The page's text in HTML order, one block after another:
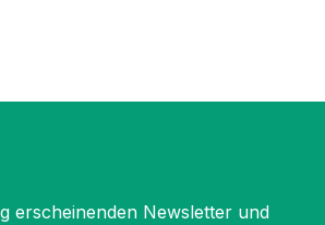
erscheinenden Newsletter und